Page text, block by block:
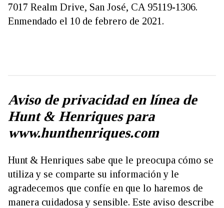
7017 Realm Drive, San José, CA 95119-1306.
Enmendado el 10 de febrero de 2021.
Aviso de privacidad en línea de
Hunt & Henriques para
www.hunthenriques.com
Hunt & Henriques sabe que le preocupa cómo se
utiliza y se comparte su información y le
agradecemos que confíe en que lo haremos de
manera cuidadosa y sensible. Este aviso describe